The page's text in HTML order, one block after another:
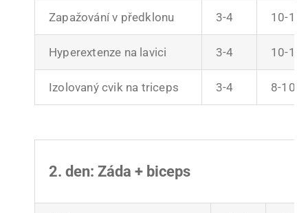
Zapažování v předklonu 3-4 10-12
Hyperextenze na lavici 3-4 10-12
Izolovaný cvik na triceps 3-4 8-10
2. den: Záda + biceps